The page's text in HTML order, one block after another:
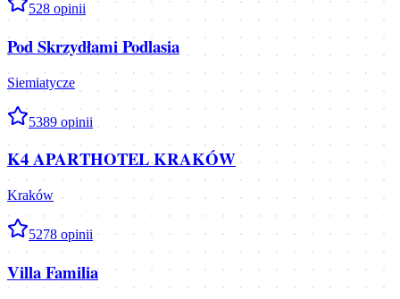
528 opinii
Pod Skrzydłami Podlasia
Siemiatycze
5389 opinii
K4 APARTHOTEL KRAKÓW
Kraków
5278 opinii
Villa Familia